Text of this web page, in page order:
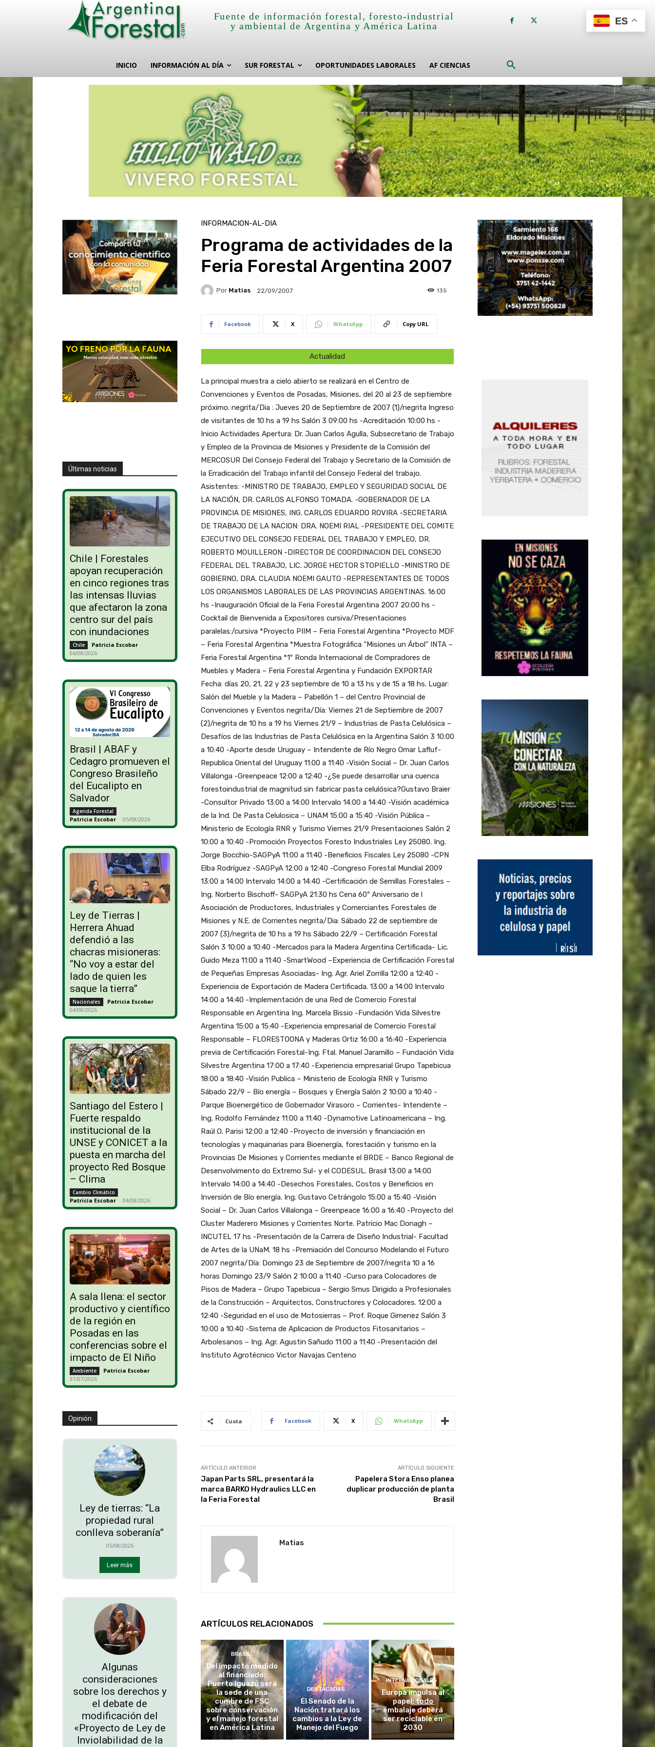
Fuente de información forestal, foresto-industrial
y ambiental de Argentina y América Latina
INICIO INFORMACIÓN AL DÍA SUR FORESTAL OPORTUNIDADES LABORALES AF CIENCIAS
Últimas noticias
Chile | Forestales
apoyan recuperación
en cinco regiones tras
las intensas lluvias
que afectaron la zona
centro sur del país
con inundaciones
Chile Patricia Escobar -
06/08/2026
Brasil | ABAF y
Cedagro promueven el
Congreso Brasileño
del Eucalipto en
Salvador
Agenda Forestal
Patricia Escobar - 05/08/2026
Ley de Tierras |
Herrera Ahuad
defendió a las
chacras misioneras:
“No voy a estar del
lado de quien les
saque la tierra”
Nacionales Patricia Escobar -
04/08/2026
Santiago del Estero |
Fuerte respaldo
institucional de la
UNSE y CONICET a la
puesta en marcha del
proyecto Red Bosque
– Clima
Cambio Climático
Patricia Escobar - 04/08/2026
A sala llena: el sector
productivo y científico
de la región en
Posadas en las
conferencias sobre el
impacto de El Niño
Ambiente Patricia Escobar -
31/07/2026
Opinión
Ley de tierras: “La
propiedad rural
conlleva soberanía”
05/08/2026
Leer más
Algunas
consideraciones
sobre los derechos y
el debate de
modificación del
«Proyecto de Ley de
Inviolabilidad de la
INFORMACION-AL-DIA
Programa de actividades de la
Feria Forestal Argentina 2007
Por Matias 22/09/2007 135
Facebook X WhatsApp Copy URL
Actualidad
La principal muestra a cielo abierto se realizará en el Centro de
Convenciones y Eventos de Posadas, Misiones, del 20 al 23 de septiembre
próximo. negrita/Dia : Jueves 20 de Septiembre de 2007 ‎(1)/negrita Ingreso
de visitantes de 10 hs a 19 hs Salón 3 09:00 hs -Acreditación 10:00 hs -
Inicio Actividades Apertura: Dr. Juan Carlos Agulla, Subsecretario de Trabajo
y Empleo de la Provincia de Misiones y Presidente de la Comisión del
MERCOSUR Del Consejo Federal del Trabajo y Secretario de la Comisión de
la Erradicación del Trabajo infantil del Consejo Federal del trabajo.
Asistentes: -MINISTRO DE TRABAJO, EMPLEO Y SEGURIDAD SOCIAL DE
LA NACIÓN, DR. CARLOS ALFONSO TOMADA. -GOBERNADOR DE LA
PROVINCIA DE MISIONES, ING. CARLOS EDUARDO ROVIRA -SECRETARIA
DE TRABAJO DE LA NACION: DRA. NOEMI RIAL -PRESIDENTE DEL COMITE
EJECUTIVO DEL CONSEJO FEDERAL DEL TRABAJO Y EMPLEO, DR.
ROBERTO MOUILLERON -DIRECTOR DE COORDINACION DEL CONSEJO
FEDERAL DEL TRABAJO, LIC. JORGE HECTOR STOPIELLO -MINISTRO DE
GOBIERNO, DRA. CLAUDIA NOEMI GAUTO -REPRESENTANTES DE TODOS
LOS ORGANISMOS LABORALES DE LAS PROVINCIAS ARGENTINAS. 16:00
hs -Inauguración Oficial de la Feria Forestal Argentina 2007 20:00 hs -
Cocktail de Bienvenida a Expositores cursiva/Presentaciones
paralelas:/cursiva *Proyecto PIIM – Feria Forestal Argentina *Proyecto MDF
– Feria Forestal Argentina *Muestra Fotográfica “Misiones un Árbol” INTA –
Feria Forestal Argentina *1º Ronda Internacional de Compradores de
Muebles y Madera – Feria Forestal Argentina y Fundación EXPORTAR
Fecha: días 20, 21, 22 y 23 septiembre de 10 a 13 hs y de 15 a 18 hs. Lugar:
Salón del Mueble y la Madera – Pabellón 1 – del Centro Provincial de
Convenciones y Eventos negrita/Día: Viernes 21 de Septiembre de 2007
(2)/negrita de 10 hs a 19 hs Viernes 21/9 – Industrias de Pasta Celulósica –
Desafíos de las Industrias de Pasta Celulósica en la Argentina Salón 3 10:00
a 10:40 -Aporte desde Uruguay – Intendente de Río Negro Omar Lafluf-
Republica Oriental del Uruguay 11:00 a 11:40 -Visión Social – Dr. Juan Carlos
Villalonga -Greenpeace 12:00 a 12:40 -¿Se puede desarrollar una cuenca
forestoindustrial de magnitud sin fabricar pasta celulósica?Gustavo Braier
-Consultor Privado 13:00 a 14:00 Intervalo 14:00 a 14:40 -Visión académica
de la Ind. De Pasta Celulosica – UNAM 15:00 a 15:40 -Visión Pública –
Ministerio de Ecología RNR y Turismo Viernes 21/9 Presentaciones Salón 2
10:00 a 10:40 -Promoción Proyectos Foresto Industriales Ley 25080. Ing.
Jorge Bocchio-SAGPyA 11:00 a 11:40 -Beneficios Fiscales Ley 25080 -CPN
Elba Rodríguez -SAGPyA 12:00 a 12:40 -Congreso Forestal Mundial 2009
13:00 a 14:00 Intervalo 14:00 a 14:40 -Certificación de Semillas Forestales –
Ing. Norberto Bischoff- SAGPyA 21:30 hs Cena 60º Aniversario de l
Asociación de Productores, Industriales y Comerciantes Forestales de
Misiones y N.E. de Corrientes negrita/Dia: Sábado 22 de septiembre de
2007 (3)/negrita de 10 hs a 19 hs Sábado 22/9 – Certificación Forestal
Salón 3 10:00 a 10:40 -Mercados para la Madera Argentina Certificada- Lic.
Guido Meza 11:00 a 11:40 -SmartWood –Experiencia de Certificación Forestal
de Pequeñas Empresas Asociadas- Ing. Agr. Ariel Zorrilla 12:00 a 12:40 -
Experiencia de Exportación de Madera Certificada. 13:00 a 14:00 Intervalo
14:00 a 14:40 -Implementación de una Red de Comercio Forestal
Responsable en Argentina Ing. Marcela Bissio -Fundación Vida Silvestre
Argentina 15:00 a 15:40 -Experiencia empresarial de Comercio Forestal
Responsable – FLORESTOONA y Maderas Ortiz 16:00 a 16:40 -Experiencia
previa de Certificación Forestal-Ing. Ftal. Manuel Jaramillo – Fundación Vida
Silvestre Argentina 17:00 a 17:40 -Experiencia empresarial Grupo Tapebicua
18:00 a 18:40 -Visión Publica – Ministerio de Ecología RNR y Turismo
Sábado 22/9 – Bío energía – Bosques y Energía Salón 2 10:00 a 10:40 -
Parque Bioenergético de Gobernador Virasoro – Corrientes- Intendente –
Ing. Rodolfo Fernández 11:00 a 11:40 -Dynamotive Latinoamericana – Ing.
Raúl O. Parisi 12:00 a 12:40 -Proyecto de inversión y financiación en
tecnologías y maquinarias para Bioenergía, forestación y turismo en la
Provincias De Misiones y Corrientes mediante el BRDE – Banco Regional de
Desenvolvimento do Extremo Sul- y el CODESUL. Brasil 13:00 a 14:00
Intervalo 14:00 a 14:40 -Desechos Forestales, Costos y Beneficios en
Inversión de Bío energía. Ing. Gustavo Cetrángolo 15:00 a 15:40 -Visión
Social – Dr. Juan Carlos Villalonga – Greenpeace 16:00 a 16:40 -Proyecto del
Cluster Maderero Misiones y Corrientes Norte. Patricio Mac Donagh –
INCUTEL 17 hs -Presentación de la Carrera de Diseño Industrial- Facultad
de Artes de la UNaM. 18 hs -Premiación del Concurso Modelando el Futuro
2007 negrita/Día: Domingo 23 de Septiembre de 2007/negrita 10 a 16
horas Domingo 23/9 Salón 2 10:00 a 11:40 -Curso para Colocadores de
Pisos de Madera – Grupo Tapebicua – Sergio Smus Dirigido a Profesionales
de la Construcción – Arquitectos, Constructores y Colocadores. 12:00 a
12:40 -Seguridad en el uso de Motosierras – Prof. Roque Gimenez Salón 3
10:00 a 10:40 -Sistema de Aplicacion de Productos Fitosanitarios –
Arbolesanos – Ing. Agr. Agustin Sañudo 11:00 a 11:40 -Presentación del
Instituto Agrotécnico Victor Navajas Centeno
Cuota Facebook X WhatsApp
ARTÍCULO ANTERIOR
Japan Parts SRL, presentará la
marca BARKO Hydraulics LLC en
la Feria Forestal
ARTÍCULO SIGUIENTE
Papelera Stora Enso planea
duplicar producción de planta
Brasil
Matias
ARTÍCULOS RELACIONADOS
BRASIL
Del impacto medido
al financiado:
Puerto Iguazú será
la sede de una
cumbre de FSC
sobre conservación
y el manejo forestal
en América Latina
DESTACADAS
El Senado de la
Nación tratará los
cambios a la Ley de
Manejo del Fuego
INTERNACIONALES
Europa impulsa al
papel: todo
embalaje deberá
ser reciclable en
2030
ES